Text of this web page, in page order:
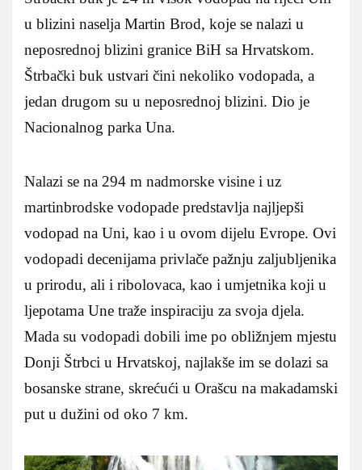
u blizini naselja Martin Brod, koje se nalazi u
neposrednoj blizini granice BiH sa Hrvatskom.
Štrbački buk ustvari čini nekoliko vodopada, a
jedan drugom su u neposrednoj blizini. Dio je
Nacionalnog parka Una.
Nalazi se na 294 m nadmorske visine i uz
martinbrodske vodopade predstavlja najljepši
vodopad na Uni, kao i u ovom dijelu Evrope. Ovi
vodopadi decenijama privlače pažnju zaljubljenika
u prirodu, ali i ribolovaca, kao i umjetnika koji u
ljepotama Une traže inspiraciju za svoja djela.
Mada su vodopadi dobili ime po obližnjem mjestu
Donji Štrbci u Hrvatskoj, najlakše im se dolazi sa
bosanske strane, skrećući u Orašcu na makadamski
put u dužini od oko 7 km.